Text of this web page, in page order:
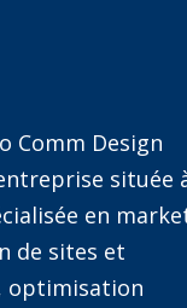
Comm Design
située
en
de sites et
optimisation